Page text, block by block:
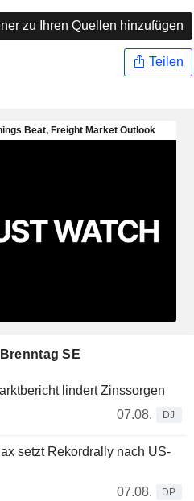
zu Ihren Quellen hinzufügen
Teilen
SE
lindert Zinssorgen
07.08.
DJ
setzt Rekordrally nach US-
07.08.
DP